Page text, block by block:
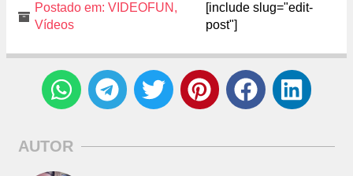
Postado em: VIDEOFUN ,
Vídeos
[include slug="edit-
post"]
AUTOR